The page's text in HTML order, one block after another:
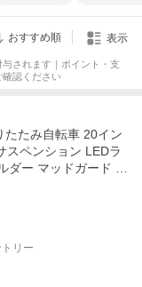
おすすめ順 表示
されます｜ポイント・支
認ください
たたみ自転車 20イン
スペンション LEDラ
ダー マッドガード プ
リー